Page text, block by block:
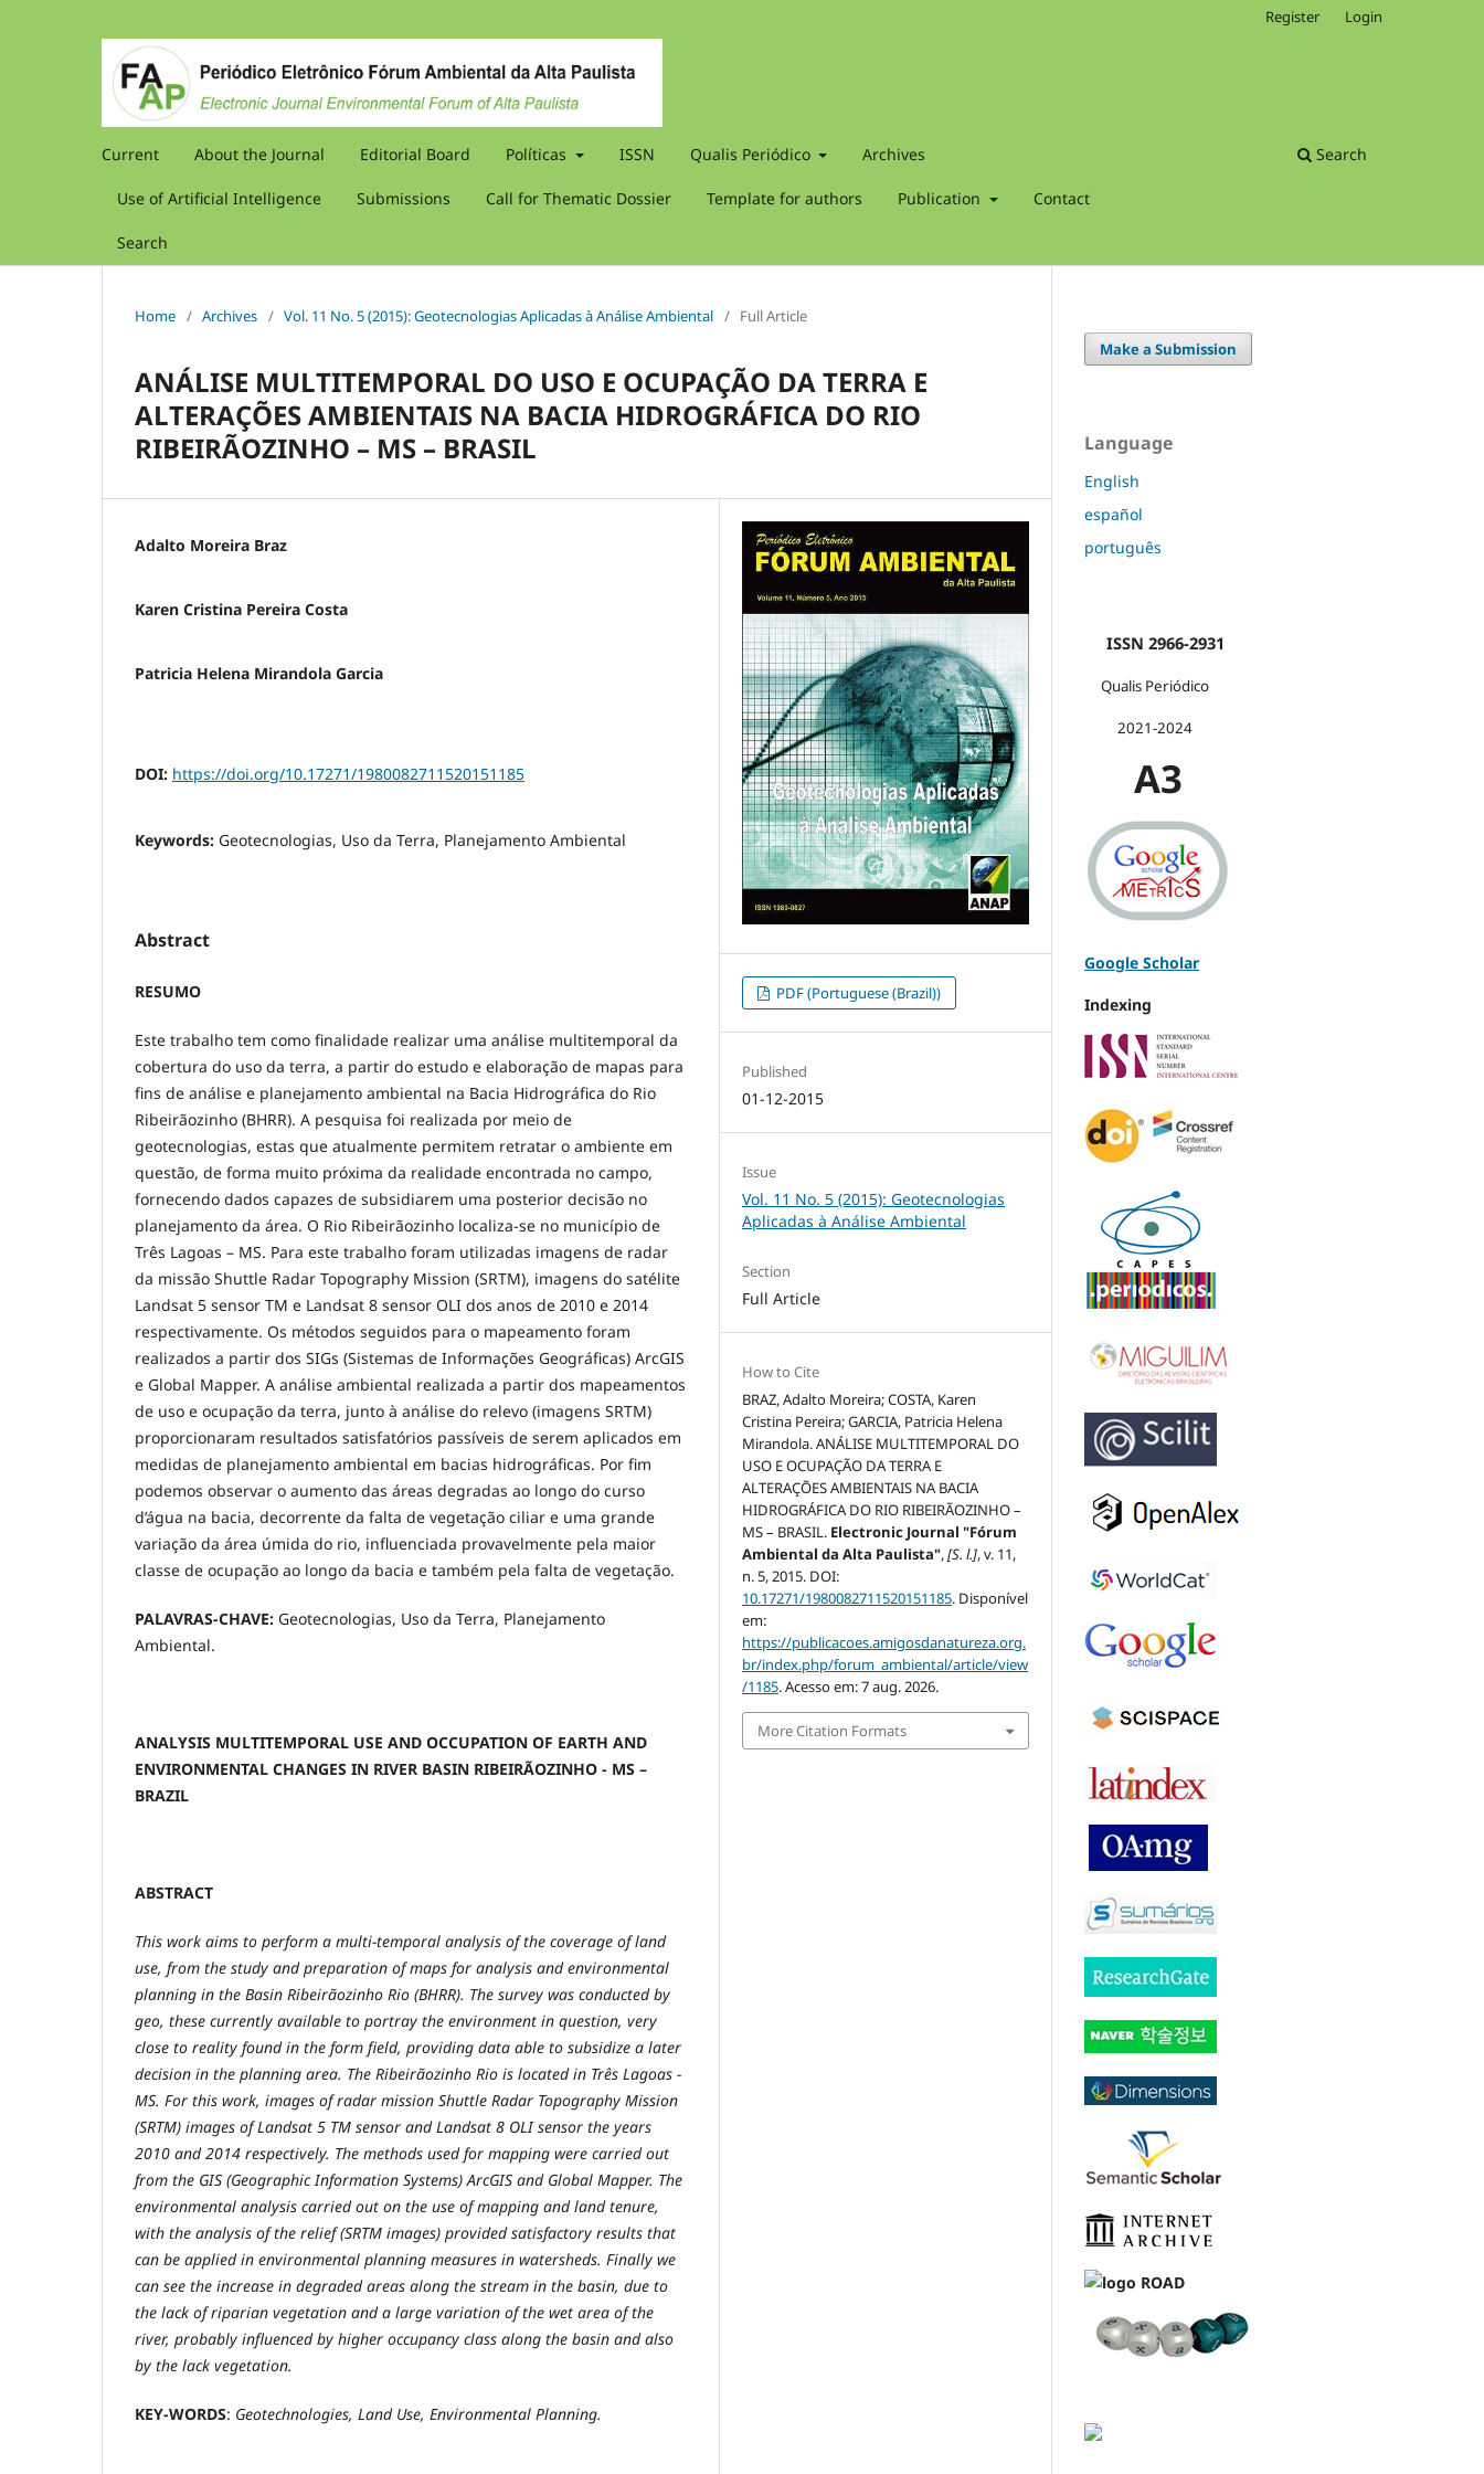
Current About the Journal Editorial Board Políticas ISSN Qualis Periódico Archives
Use of Artificial Intelligence Submissions Call for Thematic Dossier Template for authors Publication Contact
Search
Search
Register Login
Home / Archives / Vol. 11 No. 5 (2015): Geotecnologias Aplicadas à Análise Ambiental / Full Article
ANÁLISE MULTITEMPORAL DO USO E OCUPAÇÃO DA TERRA E
ALTERAÇÕES AMBIENTAIS NA BACIA HIDROGRÁFICA DO RIO
RIBEIRÃOZINHO – MS – BRASIL
Adalto Moreira Braz
Karen Cristina Pereira Costa
Patricia Helena Mirandola Garcia
DOI: https://doi.org/10.17271/1980082711520151185
Keywords: Geotecnologias, Uso da Terra, Planejamento Ambiental
Abstract
RESUMO
Este trabalho tem como finalidade realizar uma análise multitemporal da
cobertura do uso da terra, a partir do estudo e elaboração de mapas para
fins de análise e planejamento ambiental na Bacia Hidrográfica do Rio
Ribeirãozinho (BHRR). A pesquisa foi realizada por meio de
geotecnologias, estas que atualmente permitem retratar o ambiente em
questão, de forma muito próxima da realidade encontrada no campo,
fornecendo dados capazes de subsidiarem uma posterior decisão no
planejamento da área. O Rio Ribeirãozinho localiza-se no município de
Três Lagoas – MS. Para este trabalho foram utilizadas imagens de radar
da missão Shuttle Radar Topography Mission (SRTM), imagens do satélite
Landsat 5 sensor TM e Landsat 8 sensor OLI dos anos de 2010 e 2014
respectivamente. Os métodos seguidos para o mapeamento foram
realizados a partir dos SIGs (Sistemas de Informações Geográficas) ArcGIS
e Global Mapper. A análise ambiental realizada a partir dos mapeamentos
de uso e ocupação da terra, junto à análise do relevo (imagens SRTM)
proporcionaram resultados satisfatórios passíveis de serem aplicados em
medidas de planejamento ambiental em bacias hidrográficas. Por fim
podemos observar o aumento das áreas degradas ao longo do curso
d’água na bacia, decorrente da falta de vegetação ciliar e uma grande
variação da área úmida do rio, influenciada provavelmente pela maior
classe de ocupação ao longo da bacia e também pela falta de vegetação.
PALAVRAS-CHAVE: Geotecnologias, Uso da Terra, Planejamento
Ambiental.
ANALYSIS MULTITEMPORAL USE AND OCCUPATION OF EARTH AND
ENVIRONMENTAL CHANGES IN RIVER BASIN RIBEIRÃOZINHO - MS –
BRAZIL
ABSTRACT
This work aims to perform a multi-temporal analysis of the coverage of land
use, from the study and preparation of maps for analysis and environmental
planning in the Basin Ribeirãozinho Rio (BHRR). The survey was conducted by
geo, these currently available to portray the environment in question, very
close to reality found in the form field, providing data able to subsidize a later
decision in the planning area. The Ribeirãozinho Rio is located in Três Lagoas -
MS. For this work, images of radar mission Shuttle Radar Topography Mission
(SRTM) images of Landsat 5 TM sensor and Landsat 8 OLI sensor the years
2010 and 2014 respectively. The methods used for mapping were carried out
from the GIS (Geographic Information Systems) ArcGIS and Global Mapper. The
environmental analysis carried out on the use of mapping and land tenure,
with the analysis of the relief (SRTM images) provided satisfactory results that
can be applied in environmental planning measures in watersheds. Finally we
can see the increase in degraded areas along the stream in the basin, due to
the lack of riparian vegetation and a large variation of the wet area of the
river, probably influenced by higher occupancy class along the basin and also
by the lack vegetation.
KEY-WORDS: Geotechnologies, Land Use, Environmental Planning.
PDF (Portuguese (Brazil))
Published
01-12-2015
Issue
Vol. 11 No. 5 (2015): Geotecnologias
Aplicadas à Análise Ambiental
Section
Full Article
How to Cite
BRAZ, Adalto Moreira; COSTA, Karen
Cristina Pereira; GARCIA, Patricia Helena
Mirandola. ANÁLISE MULTITEMPORAL DO
USO E OCUPAÇÃO DA TERRA E
ALTERAÇÕES AMBIENTAIS NA BACIA
HIDROGRÁFICA DO RIO RIBEIRÃOZINHO –
MS – BRASIL. Electronic Journal "Fórum
Ambiental da Alta Paulista",[S. l.], v. 11,
n. 5, 2015. DOI:
10.17271/1980082711520151185. Disponível
em:
https://publicacoes.amigosdanatureza.org.
br/index.php/forum_ambiental/article/view
/1185. Acesso em: 7 aug. 2026.
More Citation Formats
Make a Submission
Language
English
español
português
ISSN 2966-2931
Qualis Periódico
2021-2024
A3
Google Scholar
Indexing